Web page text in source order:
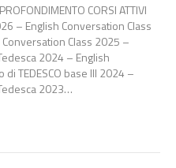
CORSI ATTIVI
– English Conversation Class
Conversation Class 2025 –
2024 – English
TEDESCO base III 2024 –
2023…